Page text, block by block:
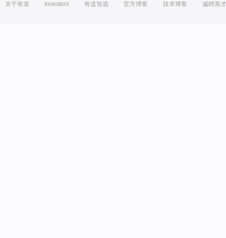
关于有道 Investors 有道智选 官方博客 技术博客 诚聘英才